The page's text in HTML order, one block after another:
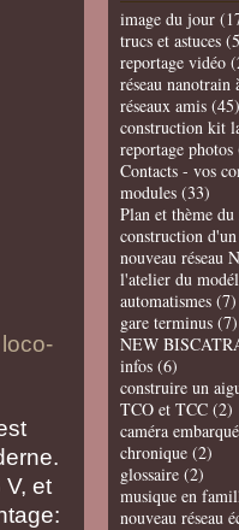
loco-
et
image du jour
trucs et astuces
reportage vidéo
réseau nanotrain
réseaux amis (45)
construction kit
reportage photos
Contacts - vos
modules (33)
Plan et thème du
construction
nouveau réseau
l'atelier du
automatismes (7)
gare terminus (7)
NEW
infos (6)
construire un
TCO et TCC (2)
caméra
chronique (2)
glossaire (2)
musique en
nouveau réseau